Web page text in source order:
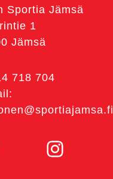
Sportia Jämsä
1
Jämsä
718 704
Instagram